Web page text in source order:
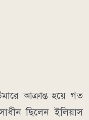
আক্রান্ত হয়ে গত
ছিলেন ইলিয়াস